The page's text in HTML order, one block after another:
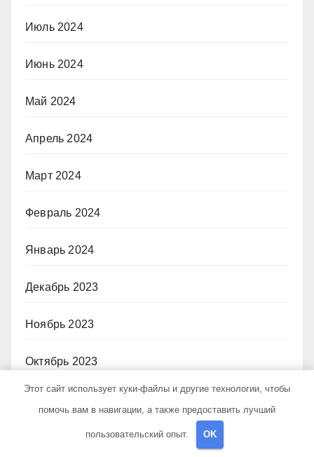
Июль 2024
Июнь 2024
Май 2024
Апрель 2024
Март 2024
Февраль 2024
Январь 2024
Декабрь 2023
Ноябрь 2023
Октябрь 2023
Декабрь 2022
Этот сайт использует куки-файлы и другие технологии, чтобы
помочь вам в навигации, а также предоставить лучший
пользовательский опыт. OK